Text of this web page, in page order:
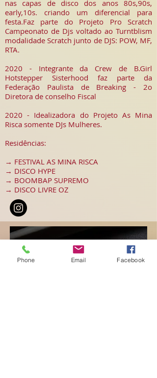
nas capas de disco dos anos 80s,90s,
early,10s. criando um diferencial para
festa.Faz parte do Projeto Pro Scratch
Campeonato de Djs voltado ao Turntblism
modalidade Scratch junto de DJS: POW, MF,
RTA.
2020 - Integrante da Crew de B.Girl
Hotstepper Sisterhood faz parte da
Federação Paulista de Breaking - 2o
Diretora de conselho Fiscal
2020 - Idealizadora do Projeto As Mina
Risca somente DJs Mulheres.
Residências:
→ FESTIVAL AS MINA RISCA
→ DISCO HYPE
→ BOOMBAP SUPREMO
→ DISCO LIVRE OZ
Phone Email Facebook